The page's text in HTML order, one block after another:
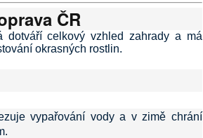
ČR
dotváří celkový vzhled zahrady a má
okrasných rostlin.
vypařování vody a v zimě chrání